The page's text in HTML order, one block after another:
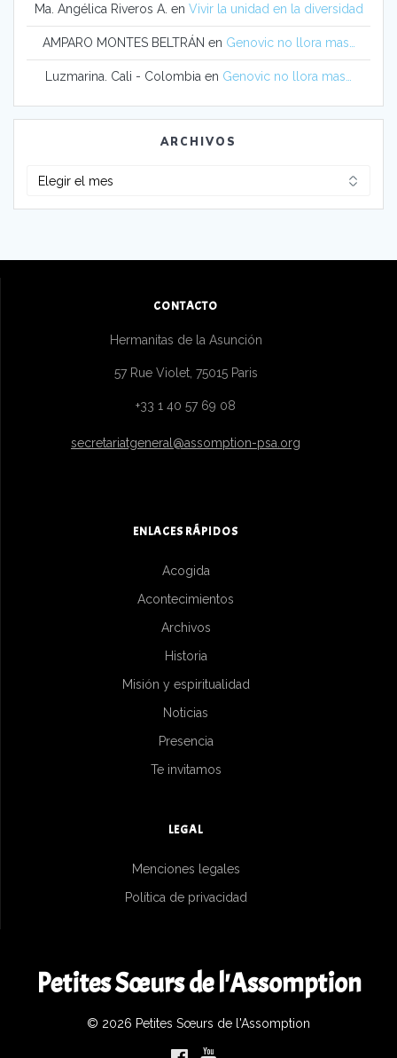
Ma. Angélica Riveros A. en Vivir la unidad en la diversidad
AMPARO MONTES BELTRÁN en Genovic no llora mas…
Luzmarina. Cali - Colombia en Genovic no llora mas…
ARCHIVOS
CONTACTO
Hermanitas de la Asunción
57 Rue Violet, 75015 Paris
+33 1 40 57 69 08
secretariatgeneral@assomption-psa.org
ENLACES RÁPIDOS
Acogida
Acontecimientos
Archivos
Historia
Misión y espiritualidad
Noticias
Presencia
Te invitamos
LEGAL
Menciones legales
Política de privacidad
Petites Sœurs de l'Assomption
© 2026 Petites Sœurs de l'Assomption